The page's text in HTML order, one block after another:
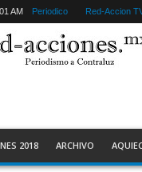
AM Periodico Red-Accion
2018 ARCHIVO